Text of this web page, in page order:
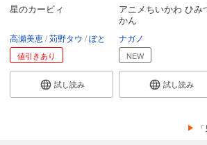
星のカービィ
高瀬美恵 苅野タウ ぽと
値引きあり
試し読み
アニメちいかわ ひみ
かん
ナガノ
NEW
試し読み